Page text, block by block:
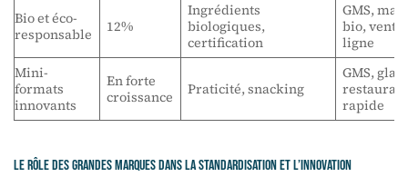
Bio et éco-
responsable
12%
Ingrédients
biologiques,
certification
GMS,
bio, vente
ligne
Mini-
formats
innovants
En forte
croissance
Praticité, snacking
GMS,
rapide
Le rôle des grandes marques dans la standardisation et l’innovation